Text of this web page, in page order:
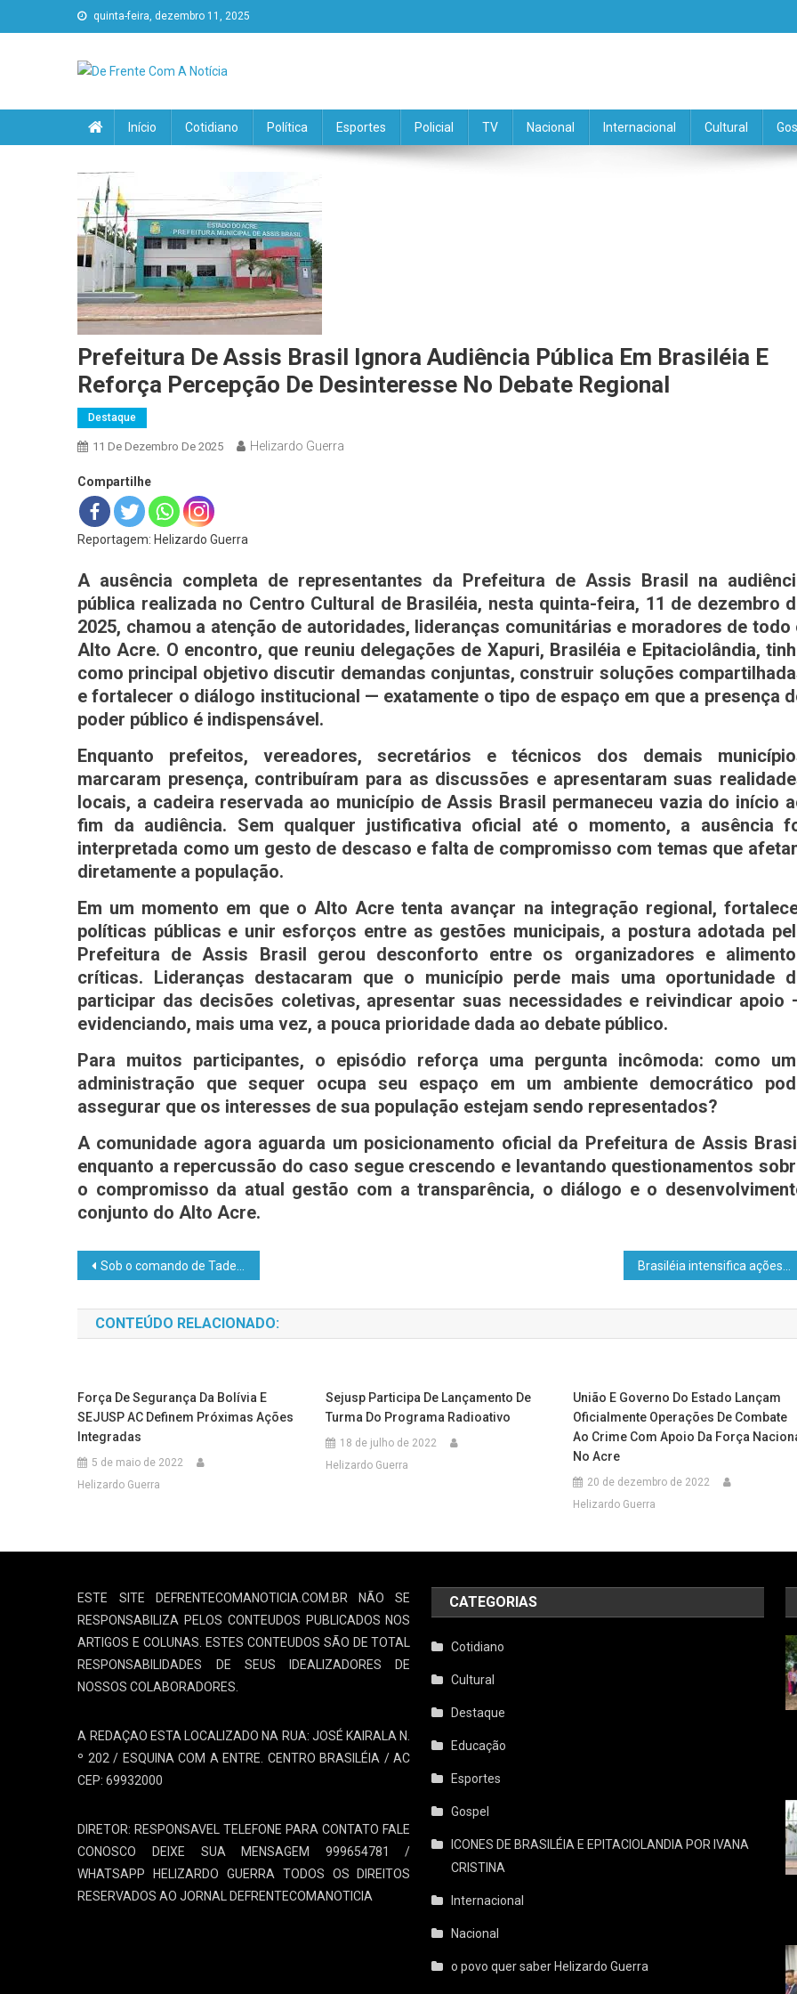
quinta-feira, dezembro 11, 2025
De Frente Com A Notícia
Início Cotidiano Política Esportes Policial TV Nacional Internacional Cultural
Prefeitura De Assis Brasil Ignora Audiência Pública Em Brasiléia E
Reforça Percepção De Desinteresse No Debate Regional
Destaque
11 De Dezembro De 2025 Helizardo Guerra
Compartilhe
Reportagem: Helizardo Guerra
A ausência completa de representantes da Prefeitura de Assis Brasil na
pública realizada no Centro Cultural de Brasiléia, nesta quinta-feira, 11 de dezembro
2025, chamou a atenção de autoridades, lideranças comunitárias e moradores de todo
Alto Acre. O encontro, que reuniu delegações de Xapuri, Brasiléia e Epitaciolândia,
como principal objetivo discutir demandas conjuntas, construir soluções
e fortalecer o diálogo institucional — exatamente o tipo de espaço em que a presença
poder público é indispensável.
Enquanto prefeitos, vereadores, secretários e técnicos dos demais
marcaram presença, contribuíram para as discussões e apresentaram suas
locais, a cadeira reservada ao município de Assis Brasil permaneceu vazia do início
fim da audiência. Sem qualquer justificativa oficial até o momento, a ausência
interpretada como um gesto de descaso e falta de compromisso com temas que
diretamente a população.
Em um momento em que o Alto Acre tenta avançar na integração regional,
políticas públicas e unir esforços entre as gestões municipais, a postura adotada
Prefeitura de Assis Brasil gerou desconforto entre os organizadores e
críticas. Lideranças destacaram que o município perde mais uma oportunidade
participar das decisões coletivas, apresentar suas necessidades e reivindicar apoio
evidenciando, mais uma vez, a pouca prioridade dada ao debate público.
Para muitos participantes, o episódio reforça uma pergunta incômoda: como
administração que sequer ocupa seu espaço em um ambiente democrático
assegurar que os interesses de sua população estejam sendo representados?
A comunidade agora aguarda um posicionamento oficial da Prefeitura de Assis
enquanto a repercussão do caso segue crescendo e levantando questionamentos
o compromisso da atual gestão com a transparência, o diálogo e o
conjunto do Alto Acre.
Sob o comando de Tadeu Hassem, Aleac inicia debates sobre o orçamento 2026 com ampla participação de setores públicos e sociais
CONTEÚDO RELACIONADO:
Força De Segurança Da Bolívia E
SEJUSP AC Definem Próximas Ações
Integradas
5 de maio de 2022
Helizardo Guerra
Sejusp Participa De Lançamento De
Turma Do Programa Radioativo
18 de julho de 2022
Helizardo Guerra
União E Governo Do Estado Lançam
Oficialmente Operações De Combate
Ao Crime Com Apoio Da Força
No Acre
20 de dezembro de 2022
Helizardo Guerra
ESTE SITE DEFRENTECOMANOTICIA.COM.BR NÃO SE
RESPONSABILIZA PELOS CONTEUDOS PUBLICADOS NOS
ARTIGOS E COLUNAS. ESTES CONTEUDOS SÃO DE TOTAL
RESPONSABILIDADES DE SEUS IDEALIZADORES DE
NOSSOS COLABORADORES.
A REDAÇAO ESTA LOCALIZADO NA RUA: JOSÉ KAIRALA N.
º 202 / ESQUINA COM A ENTRE. CENTRO BRASILÉIA / AC
CEP: 69932000
DIRETOR: RESPONSAVEL TELEFONE PARA CONTATO FALE
CONOSCO DEIXE SUA MENSAGEM 999654781 /
WHATSAPP HELIZARDO GUERRA TODOS OS DIREITOS
RESERVADOS AO JORNAL DEFRENTECOMANOTICIA
CATEGORIAS
Cotidiano
Cultural
Destaque
Educação
Esportes
Gospel
ICONES DE BRASILÉIA E EPITACIOLANDIA POR IVANA
CRISTINA
Internacional
Nacional
o povo quer saber Helizardo Guerra